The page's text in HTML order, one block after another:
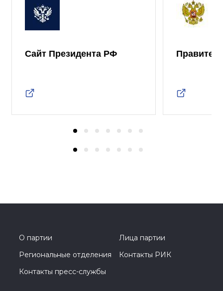
Сайт Президента РФ
О партии
Лица партии
Региональные отделения
Контакты РИК
Контакты пресс-службы